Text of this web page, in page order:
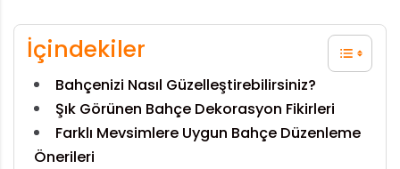
İçindekiler
Bahçenizi Nasıl Güzelleştirebilirsiniz?
Şık Görünen Bahçe Dekorasyon Fikirleri
Farklı Mevsimlere Uygun Bahçe Düzenleme
Önerileri